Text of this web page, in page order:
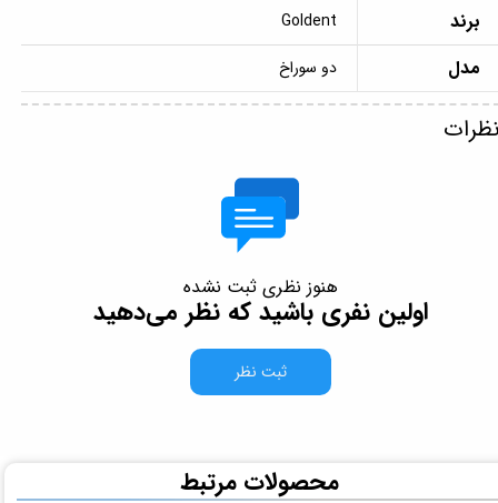
برند Goldent
مدل دو سوراخ
هنوز نظری ثبت نشده
اولین نفری باشید که نظر می‌دهید
ثبت نظر
​محصولات مرتبط